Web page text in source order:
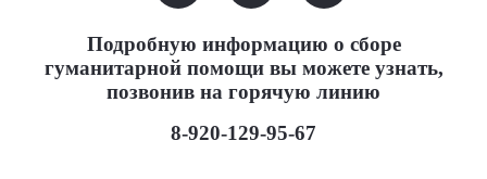
Подробную информацию о сборе
гуманитарной помощи вы можете узнать,
позвонив на горячую линию
8-920-129-95-67